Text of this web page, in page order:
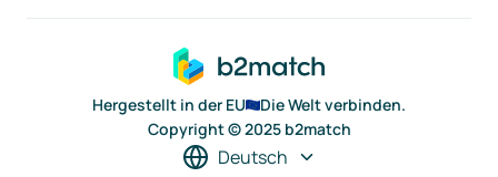
Hergestellt in der EU
Die Welt verbinden.
Copyright © 2025 b2match
Deutsch